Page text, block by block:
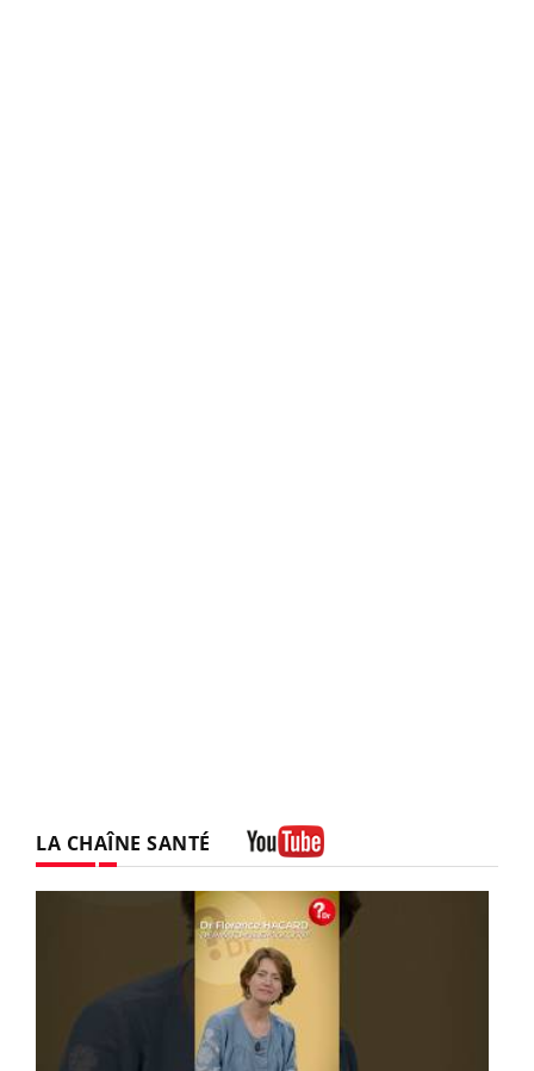
LA CHAÎNE SANTÉ